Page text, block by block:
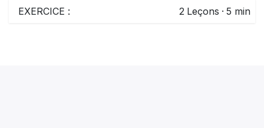
EXERCICE : 2 Leçons · 5 min